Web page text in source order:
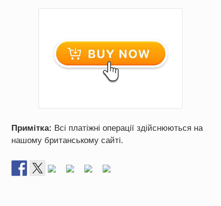
Примітка: Всі платіжні операції здійснюються на
нашому британському сайті.